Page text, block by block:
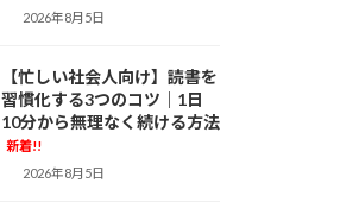
2026年8月5日
【忙しい社会人向け】読書を
習慣化する3つのコツ｜1日
10分から無理なく続ける方法
新着!!
2026年8月5日